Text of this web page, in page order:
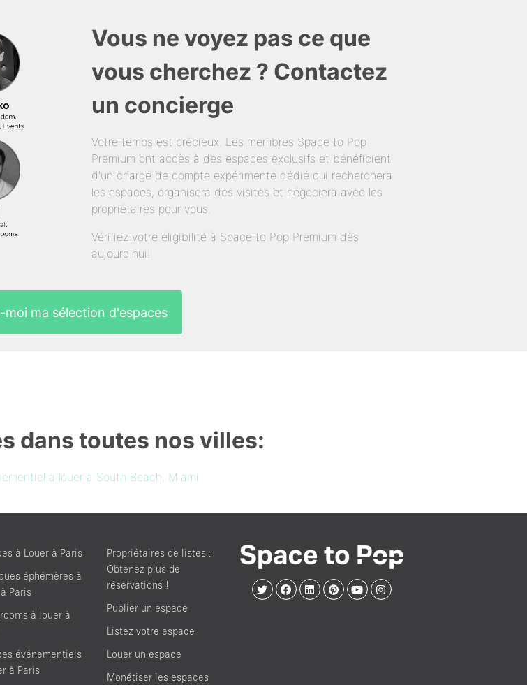
Vous ne voyez pas ce que
vous cherchez ? Contactez
un concierge
Votre temps est précieux. Les membres Space to Pop
Premium ont accès à des espaces exclusifs et bénéficient
d'un chargé de compte expérimenté dédié qui recherchera
les espaces, organisera des visites et négociera avec les
propriétaires pour vous.
Vérifiez votre éligibilité à Space to Pop Premium dès
aujourd'hui!
moi ma sélection d'espaces
dans toutes nos villes:
à louer à South Beach, Miami
à Louer à Paris
éphémères à
Paris
à louer à
événementiels
à Paris
Propriétaires de listes :
Obtenez plus de
réservations !
Publier un espace
Listez votre espace
Louer un espace
Monétiser les espaces